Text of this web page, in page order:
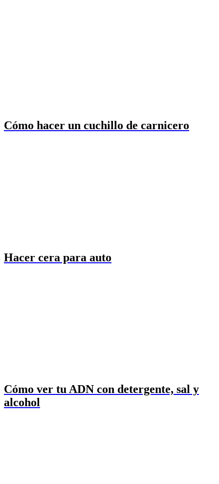
Cómo hacer un cuchillo de carnicero
Hacer cera para auto
Cómo ver tu ADN con detergente, sal y
alcohol